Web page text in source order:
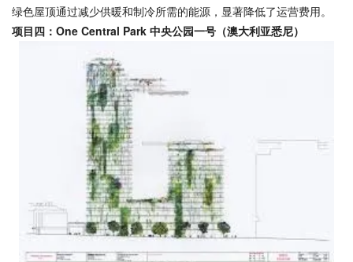
绿色屋顶通过减少供暖和制冷所需的能源，显著降低了运营费用。
项目四：One Central Park 中央公园一号（澳大利亚悉尼）